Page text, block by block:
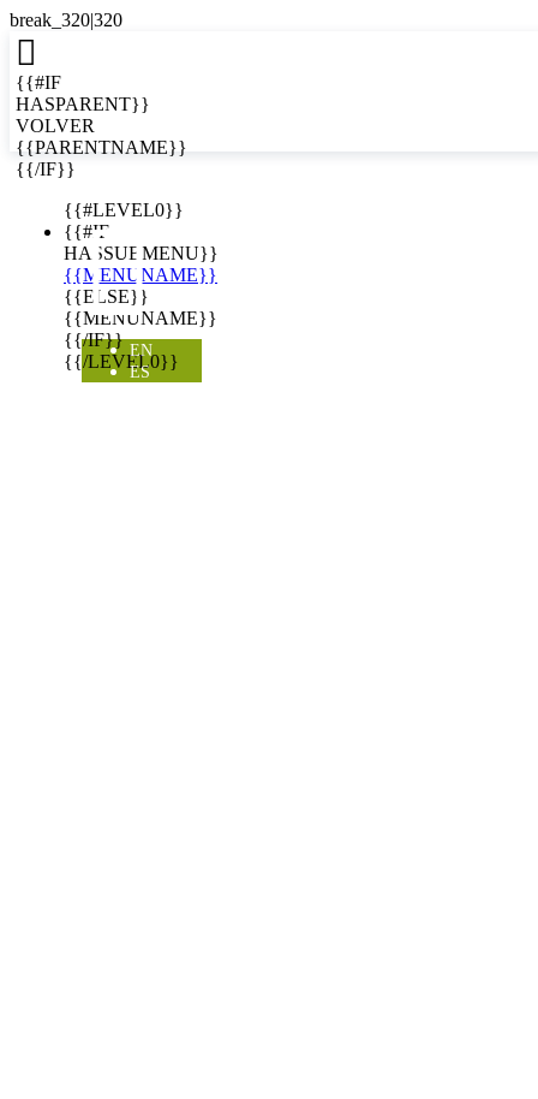

{{#IF
HASPARENT}}
VOLVER
{{PARENTNAME}}
{{/IF}}
{{#LEVEL0}}
{{#IF
HASSUBMENU}}
{{MENUNAME}}
{{ELSE}}
{{MENUNAME}}
{{/IF}}
{{/LEVEL0}}

EN
ES